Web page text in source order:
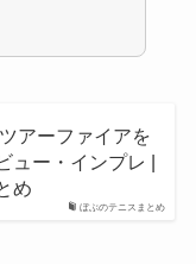
ぼぶのテニスまとめ
アーファイアを
ュー・インプレ |
め